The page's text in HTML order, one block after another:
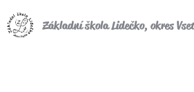
Základní škola Lidečko, okres